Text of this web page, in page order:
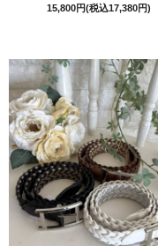
15,800円(税込17,380円)